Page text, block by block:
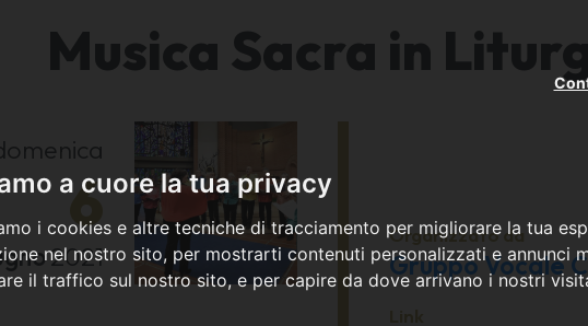
a cuore la tua privacy
i cookies e altre tecniche di tracciamento per migliorare la tua
nel nostro sito, per mostrarti contenuti personalizzati e annunci
il traffico sul nostro sito, e per capire da dove arrivano i nostri
Musica Sacra in
6
2021
Organizzato da
Gruppo Vocale